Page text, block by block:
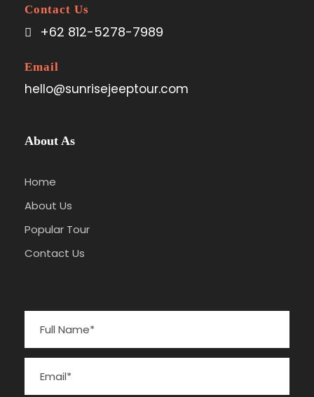
Contact Us
+62 812-5278-7989
Email
hello@sunrisejeeptour.com
About As
Home
About Us
Popular Tour
Contact Us